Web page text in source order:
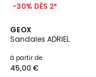
-30% DÈS 2*
GEOX
Sandales ADRIEL
Prix
à
à partir de
45,00 €